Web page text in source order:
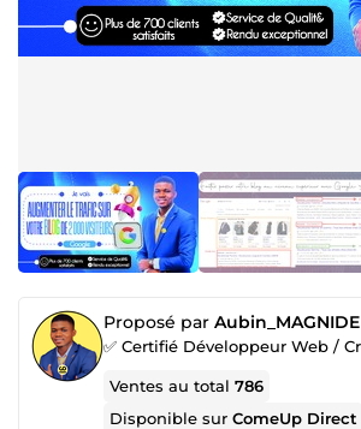
Proposé par Aubin_MAGNIDE
Ventes au total786
Disponible surComeUp Direct